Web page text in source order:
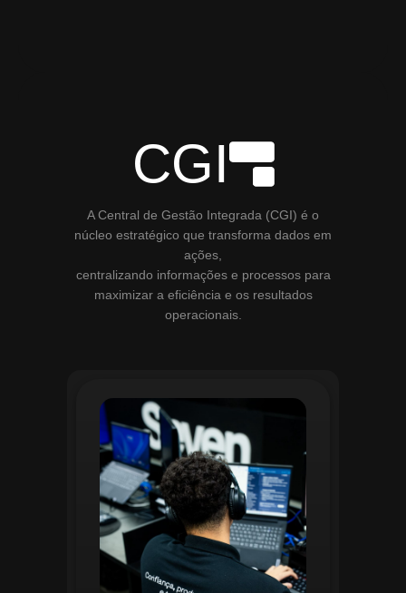
CGI
A Central de Gestão Integrada (CGI) é o
núcleo estratégico que transforma dados em
ações,
centralizando informações e processos para
maximizar a eficiência e os resultados
operacionais.
O planejamento dentro do CGI é
realizado por uma equipe
especializada que utiliza
ferramentas avançadas para
estruturar ordens de serviço, fluxos
de trabalho e parametrizações
operacionais. Essa etapa envolve a
análise detalhada de criticidade por
atividade, permitindo alocar
recursos de forma eficiente e
garantir que todas as ações estejam
alinhadas aos objetivos
estratégicos.